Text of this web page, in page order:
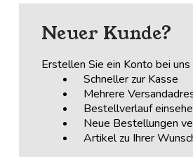
Neuer Kunde?
Erstellen Sie ein Konto bei uns
Schneller zur Kasse
Mehrere
Bestellverlauf
Neue Bestellungen
Artikel zu Ihrer